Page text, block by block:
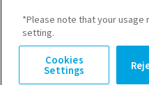
*Please note that your
setting.
Cookies
Settings